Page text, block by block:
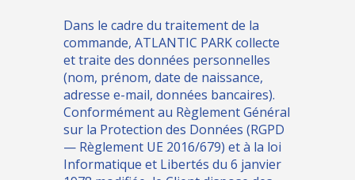
Dans le cadre du traitement de la
commande, ATLANTIC PARK collecte
et traite des données personnelles
(nom, prénom, date de naissance,
adresse e-mail, données bancaires).
Conformément au Règlement Général
sur la Protection des Données (RGPD
— Règlement UE 2016/679) et à la loi
Informatique et Libertés du 6 janvier